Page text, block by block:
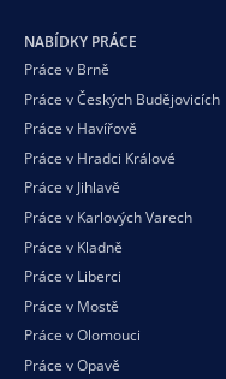
NABÍDKY PRÁCE
Práce v Brně
Práce v Českých Budějovicích
Práce v Havířově
Práce v Hradci Králové
Práce v Jihlavě
Práce v Karlových Varech
Práce v Kladně
Práce v Liberci
Práce v Mostě
Práce v Olomouci
Práce v Opavě